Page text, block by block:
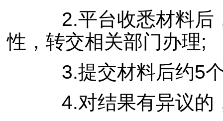
2.平台收悉材料后，
性，转交相关部门办理;
3.提交材料后约5个
4.对结果有异议的